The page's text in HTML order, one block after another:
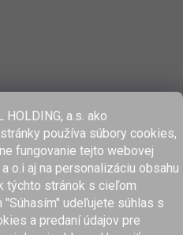
HOLDING, a.s. ako
používa súbory cookies,
fungovanie tejto webovej
o.i aj na personalizáciu obsahu
týchto stránok s cieľom
udeľujete súhlas s
a predaní údajov pre